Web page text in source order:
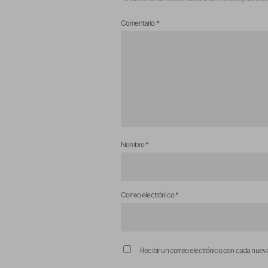
Comentario *
Nombre*
Correo electrónico*
Recibir un correo electrónico con cada